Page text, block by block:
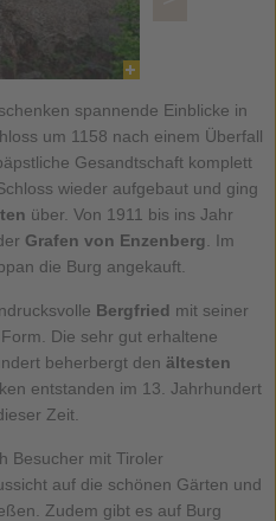
spannende Einblicke in
um 1158 nach einem Überfall
Gesandtschaft komplett
wieder aufgebaut und ging
über. Von 1911 bis ins Jahr
Grafen von Enzenberg . Im
die Burg angekauft.
Bergfried mit seiner
Die sehr gut erhaltene
beherbergt den ältesten
entstanden im 13. Jahrhundert
Zeit.
Besucher mit Tiroler
auf die schönen Gärten und
Zudem gibt es auf Burg